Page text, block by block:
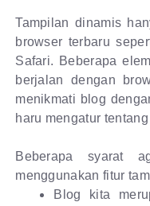
Tampilan dinamis
browser terbaru
Safari. Beberapa
berjalan dengan
menikmati blog
haru mengatur
Beberapa syarat
menggunakan fitur
Blog kita